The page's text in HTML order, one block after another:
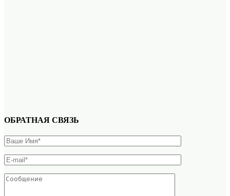
ОБРАТНАЯ СВЯЗЬ